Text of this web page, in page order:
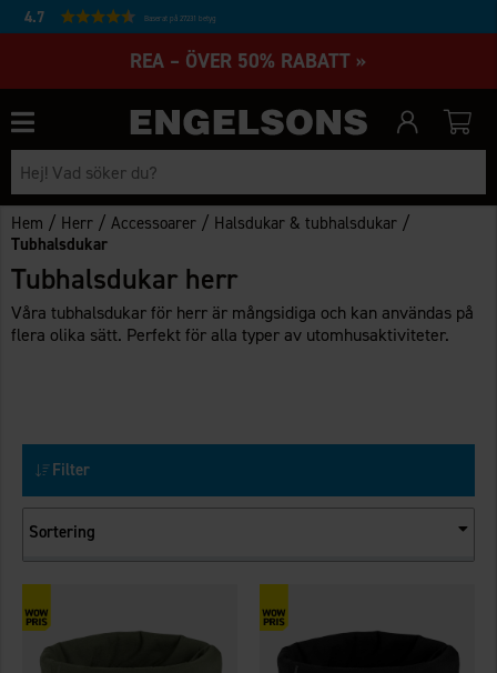
4.7 Baserat på 27231 betyg
REA – ÖVER 50% RABATT »
Hem / Herr /Accessoarer / Halsdukar & tubhalsdukar /
Tubhalsdukar
Tubhalsdukar herr
Våra tubhalsdukar för herr är mångsidiga och kan användas på
flera olika sätt. Perfekt för alla typer av utomhusaktiviteter.
Filter
Sortering